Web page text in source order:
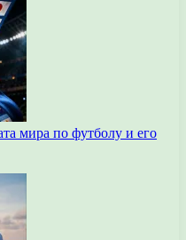
мира по футболу и его